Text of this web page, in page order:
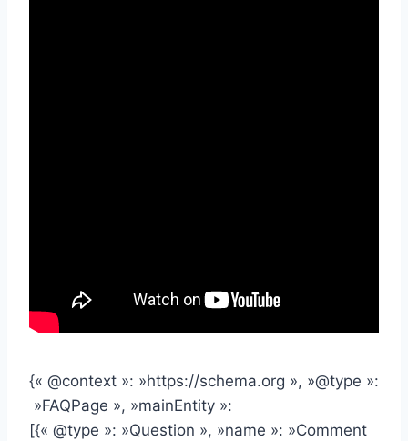
{« @context »: »https://schema.org », »@type »:
»FAQPage », »mainEntity »:
[{« @type »: »Question », »name »: »Comment